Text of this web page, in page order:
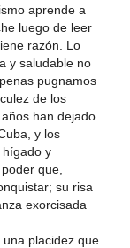
aprende a
luego de leer
razón. Lo
y saludable no
pugnamos
de los
han dejado
y los
hígado y
que,
su risa
exorcisada
placidez que